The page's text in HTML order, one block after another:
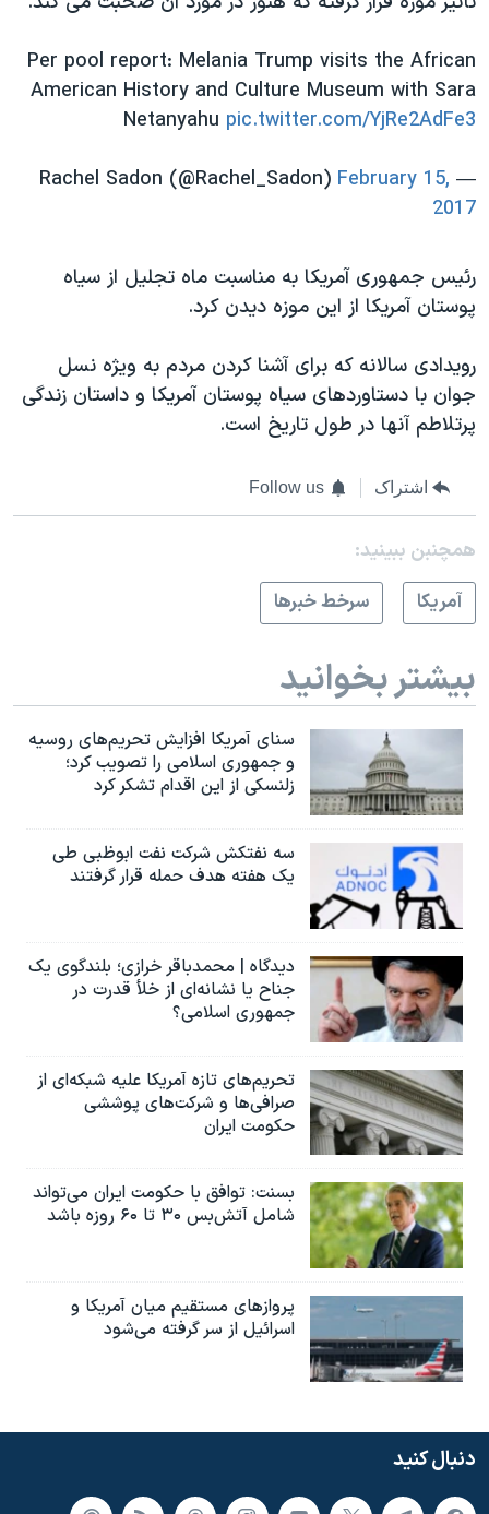
Per pool report: Melania Trump visits the African
American History and Culture Museum with Sara
Netanyahu pic.twitter.com/YjRe2AdFe3
— Rachel Sadon (@Rachel_Sadon)
February 15,
2017
رئیس جمهوری آمریکا به مناسبت ماه تجلیل از سیاه
پوستان آمریکا از این موزه دیدن کرد.
رویدادی سالانه که برای آشنا کردن مردم به ویژه نسل
جوان با دستاوردهای سیاه پوستان آمریکا و داستان زندگی
پرتلاطم آنها در طول تاریخ است.
اشتراک Follow us
همچنبن ببینید:
آمريکا
سرخط خبرها
بیشتر بخوانید
سنای آمریکا افزایش تحریم‌های روسیه
و جمهوری اسلامی را تصویب کرد؛
زلنسکی از این اقدام تشکر کرد
سه نفتکش شرکت نفت ابوظبی طی
یک هفته هدف حمله قرار گرفتند
دیدگاه | محمدباقر خرازی؛ بلندگوی یک
جناح یا نشانه‌ای از خلأ قدرت در
جمهوری اسلامی؟
تحریم‌های تازه آمریکا علیه شبکه‌ای از
صرافی‌ها و شرکت‌های پوششی
حکومت ایران
بسنت: توافق با حکومت ایران می‌تواند
شامل آتش‌بس ۳۰ تا ۶۰ روزه باشد
پروازهای مستقیم میان آمریکا و
اسرائیل از سر گرفته می‌شود
دنبال کنید